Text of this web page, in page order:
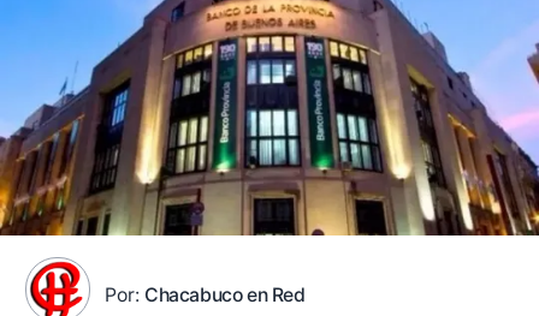
Por: Chacabuco en Red